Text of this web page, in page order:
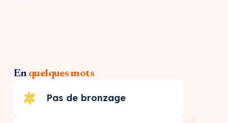
En quelques mots
Pas de bronzage